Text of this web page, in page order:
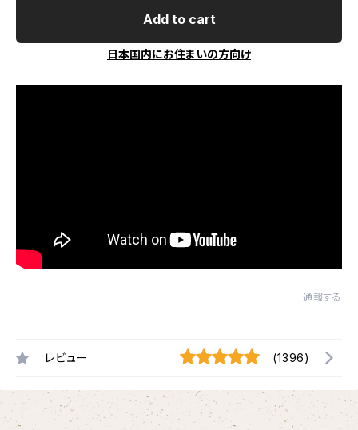
Add to cart
日本国内にお住まいの方向け
通報する
レビュー (1396)